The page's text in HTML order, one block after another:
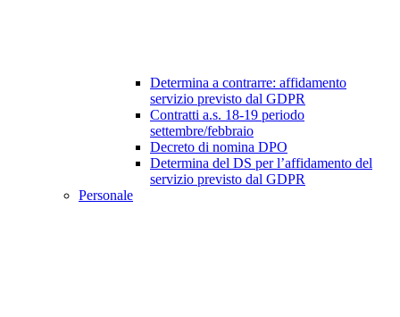
Determina a contrarre: affidamento
servizio previsto dal GDPR
Contratti a.s. 18-19 periodo
settembre/febbraio
Decreto di nomina DPO
Determina del DS per l’affidamento del
servizio previsto dal GDPR
Personale